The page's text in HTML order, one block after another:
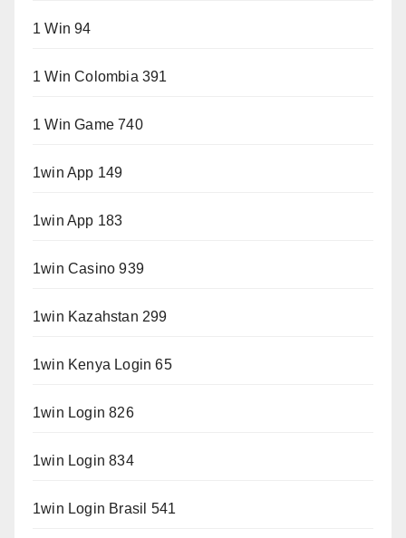
1 Win 94
1 Win Colombia 391
1 Win Game 740
1win App 149
1win App 183
1win Casino 939
1win Kazahstan 299
1win Kenya Login 65
1win Login 826
1win Login 834
1win Login Brasil 541